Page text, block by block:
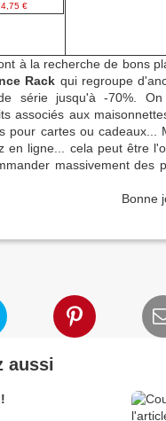
€
à la recherche de bons
Rack qui regroupe
série jusqu'à -70%.
associés aux
pour cartes ou cadeaux...
en ligne... cela peut être
massivement des
Bonne
aussi